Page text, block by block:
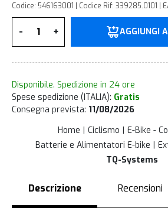
Codice: 546163001 | Codice Rif: 339285.0101 |
- + AGGIUNGI
Disponibile. Spedizione in 24 ore
Spese spedizione (ITALIA): Gratis
Consegna prevista: 11/08/2026
Home
Ciclismo
E-Bike -
Batterie e Alimentatori E-bike
TQ-Systems
Descrizione Recensioni